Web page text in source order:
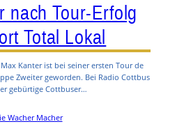
nach Tour-Erfolg
Total Lokal
Kanter ist bei seiner ersten Tour de
Zweiter geworden. Bei Radio Cottbus
gebürtige Cottbuser…
Wacher Macher